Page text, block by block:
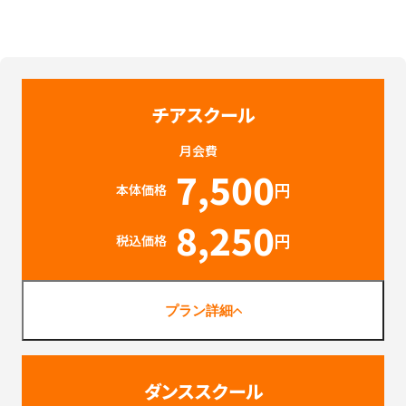
チアスクール
月会費
本体価格 7,500円
税込価格 8,250円
プラン詳細
ダンススクール